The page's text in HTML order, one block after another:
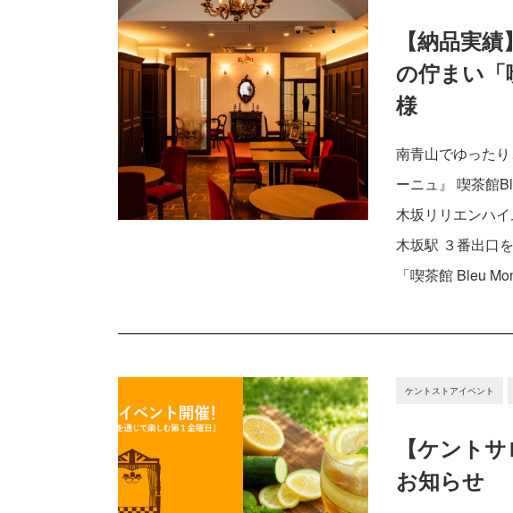
【納品実
の佇まい「
様
南青山でゆった
ーニュ』 喫茶館
木坂リリエンハ
木坂駅 ３番出口
「喫茶館 Bleu
ケントストアイベント
【ケント
お知らせ